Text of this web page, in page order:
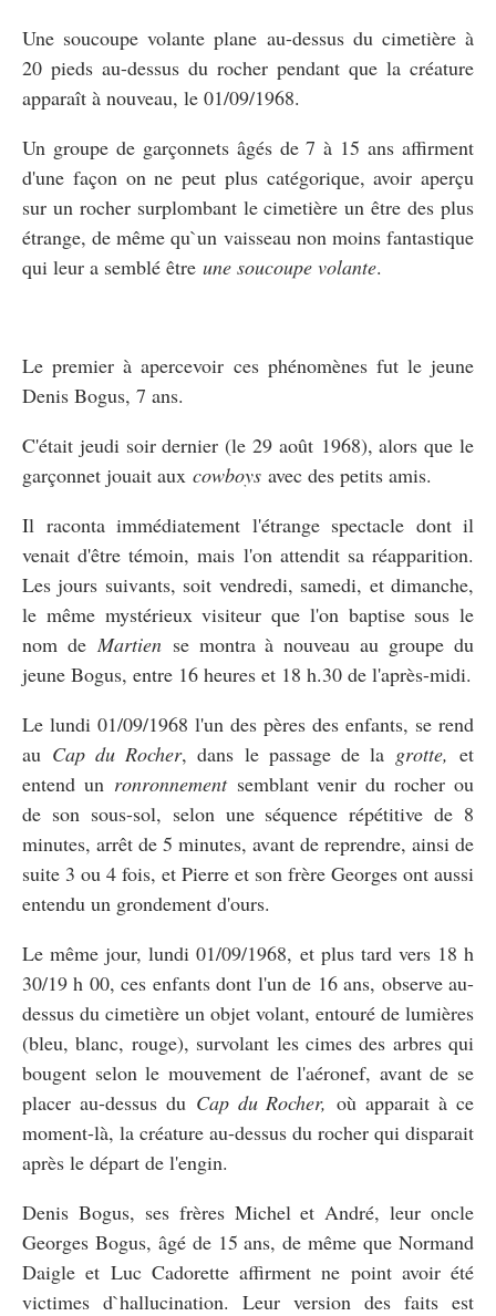
Une soucoupe volante plane au-dessus du cimetière à
20 pieds au-dessus du rocher pendant que la créature
apparaît à nouveau, le 01/09/1968.
Un groupe de garçonnets âgés de 7 à 15 ans affirment
d'une façon on ne peut plus catégorique, avoir aperçu
sur un rocher surplombant le cimetière un être des plus
étrange, de même qu`un vaisseau non moins fantastique
qui leur a semblé être une soucoupe volante.
Le premier à apercevoir ces phénomènes fut le jeune
Denis Bogus, 7 ans.
C'était jeudi soir dernier (le 29 août 1968), alors que le
garçonnet jouait aux cowboys avec des petits amis.
Il raconta immédiatement l'étrange spectacle dont il
venait d'être témoin, mais l'on attendit sa réapparition.
Les jours suivants, soit vendredi, samedi, et dimanche,
le même mystérieux visiteur que l'on baptise sous le
nom de Martiense montra à nouveau au groupe du
jeune Bogus, entre 16 heures et 18 h.30 de l'après-midi.
Le lundi 01/09/1968 l'un des pères des enfants, se rend
au Cap du Rocher, dans le passage de la grotte,et
entend un ronronnement semblant venir du rocher ou
de son sous-sol, selon une séquence répétitive de 8
minutes, arrêt de 5 minutes, avant de reprendre, ainsi de
suite 3 ou 4 fois, et Pierre et son frère Georges ont aussi
entendu un grondement d'ours.
Le même jour, lundi 01/09/1968, et plus tard vers 18 h
30/19 h 00, ces enfants dont l'un de 16 ans, observe au-
dessus du cimetière un objet volant, entouré de lumières
(bleu, blanc, rouge), survolant les cimes des arbres qui
bougent selon le mouvement de l'aéronef, avant de se
placer au-dessus du Cap du Rocher,où apparait à ce
moment-là, la créature au-dessus du rocher qui disparait
après le départ de l'engin.
Denis Bogus, ses frères Michel et André, leur oncle
Georges Bogus, âgé de 15 ans, de même que Normand
Daigle et Luc Cadorette affirment ne point avoir été
victimes d`hallucination. Leur version des faits est